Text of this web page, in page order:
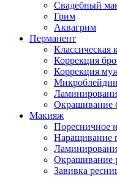
Свадебный
Грим
Аквагрим
Перманент
Классическая
Коррекция
Коррекция
Окрашивание
Макияж
Поресничное
Наращивание
Окрашивание
Завивка